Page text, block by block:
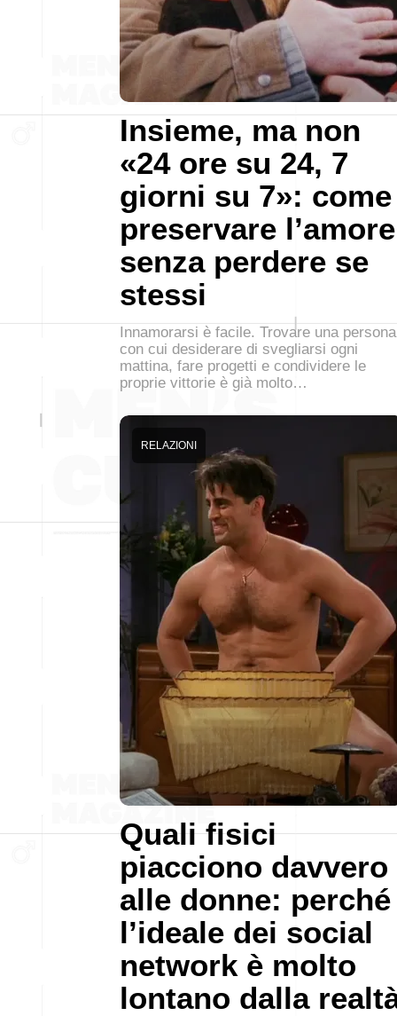
Insieme, ma non
«24 ore su 24, 7
giorni su 7»: come
preservare l’amore
senza perdere se
stessi
Innamorarsi è facile. Trovare una persona
con cui desiderare di svegliarsi ogni
mattina, fare progetti e condividere le
proprie vittorie è già molto…
Quali fisici
piacciono davvero
alle donne: perché
l’ideale dei social
network è molto
lontano dalla
RELAZIONI